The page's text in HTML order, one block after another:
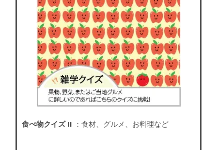
食べ物クイズ II ：食材、グルメ、お料理など